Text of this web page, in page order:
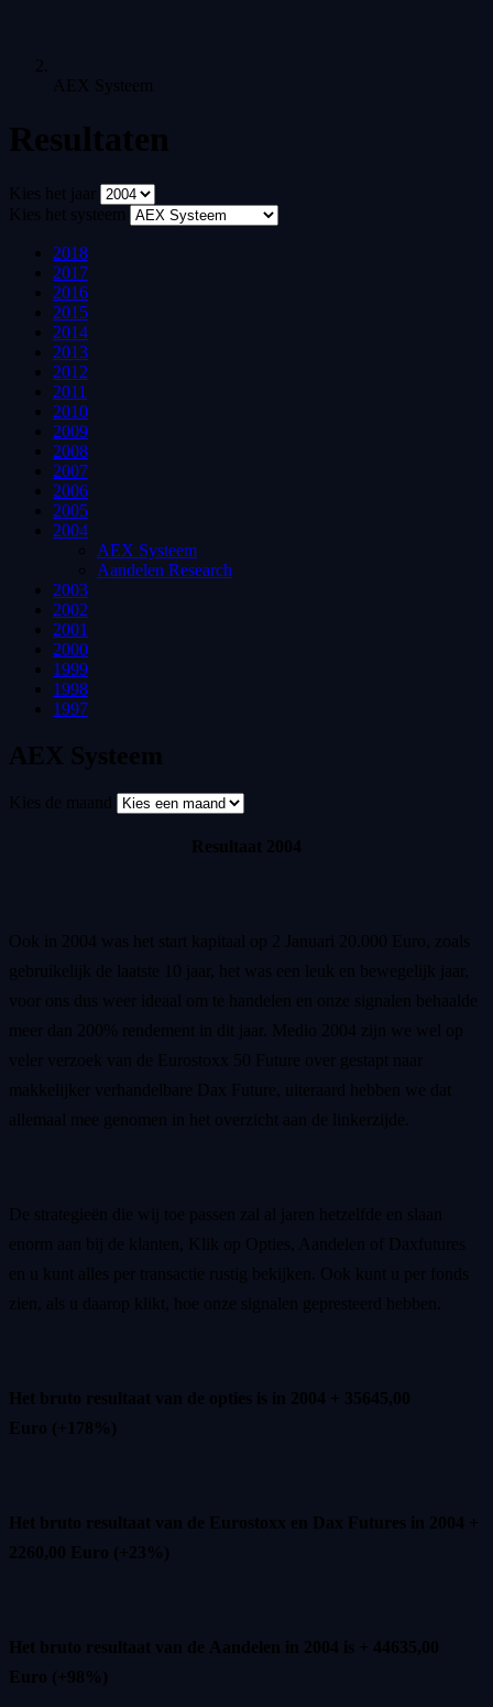
AEX Systeem
Resultaten
Kies het jaar
Kies het systeem
2018
2017
2016
2015
2014
2013
2012
2011
2010
2009
2008
2007
2006
2005
2004
AEX Systeem
Aandelen Research
2003
2002
2001
2000
1999
1998
1997
AEX Systeem
Kies de maand
Resultaat 2004
Ook in 2004 was het start kapitaal op 2 Januari 20.000 Euro, zoals
gebruikelijk de laatste 10 jaar, het was een leuk en bewegelijk jaar,
voor ons dus weer ideaal om te handelen en onze signalen behaalde
meer dan 200% rendement in dit jaar. Medio 2004 zijn we wel op
veler verzoek van de Eurostoxx 50 Future over gestapt naar
makkelijker verhandelbare Dax Future, uiteraard hebben we dat
allemaal mee genomen in het overzicht aan de linkerzijde.
De strategieën die wij toe passen zal al jaren hetzelfde en slaan
enorm aan bij de klanten, Klik op Opties, Aandelen of Daxfutures
en u kunt alles per transactie rustig bekijken. Ook kunt u per fonds
zien, als u daarop klikt, hoe onze signalen gepresteerd hebben.
Het bruto resultaat van de opties is in 2004 + 35645,00
Euro (+178%)
Het bruto resultaat van de Eurostoxx en Dax Futures in 2004 +
2260,00 Euro (+23%)
Het bruto resultaat van de Aandelen in 2004 is + 44635,00
Euro (+98%)